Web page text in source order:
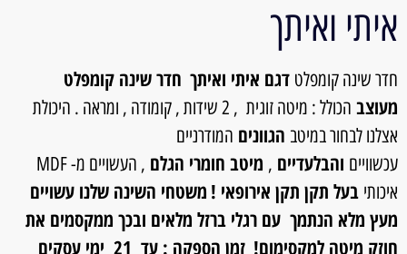
איתי ואיתך
חדר שינה קומפלט דגם איתי ואיתך חדר שינה קומפלט
מעוצב
הכולל : מיטה זוגית , 2 שידות , קומודה , ומראה . היכולת
אצלנו לבחור במיטב הגוונים המודרניים
עכשוויים והבלעדיים , מיטב חומרי הגלם
, העשויים מ- MDF
איכותי בעל תקן תקן אירופאי ! משטחי השינה שלנו עשויים
מעץ מלא הנתמך עם רגלי ברזל מלאים ובכך ממקסמים את
חוזק מיטה למקסימום! זמן הספקה : עד 21 ימי עסקים